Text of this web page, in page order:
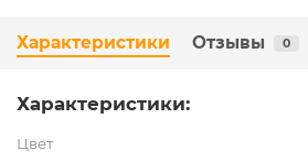
Характеристики Отзывы 0
Характеристики:
Цвет